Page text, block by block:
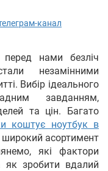
канал
перед нами безліч
незамінними
Вибір ідеального
завданням,
та цін. Багато
коштує ноутбук в
асортимент
які фактори
як зробити вдалий